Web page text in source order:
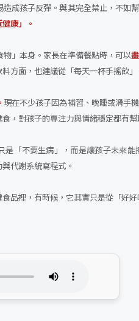
成孩子反彈。與其完全禁止，不如
康」。
」本身。家長在準備餐點時，可以
料方面，也建議從「每天一杯手搖飲
現在不少孩子因為補習、晚睡或滑手
，對孩子的專注力與情緒穩定都有幫
是「不要生病」，而是讓孩子未來
代謝系統寫程式。
品裡，有時候，它其實只是從「好